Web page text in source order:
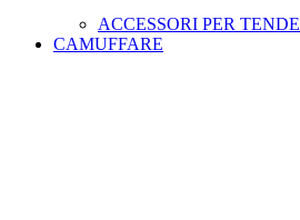
ACCESSORI PER TENDE
CAMUFFARE